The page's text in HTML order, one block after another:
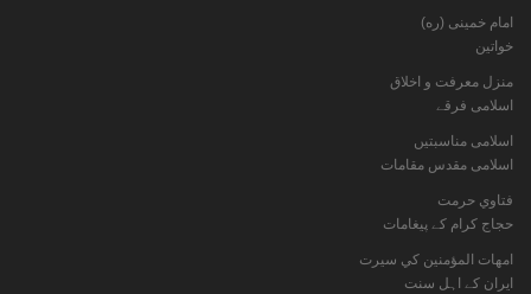
امام خمینی (ره)
خواتين
منزل معرفت و اخلاق
اسلامی فرقے
اسلامی مناسبتیں
اسلامی مقدس مقامات
فتاوي حرمت
حجاج کرام کے پیغامات
امهات المؤمنين كي سيرت
ایران کے اہل سنت